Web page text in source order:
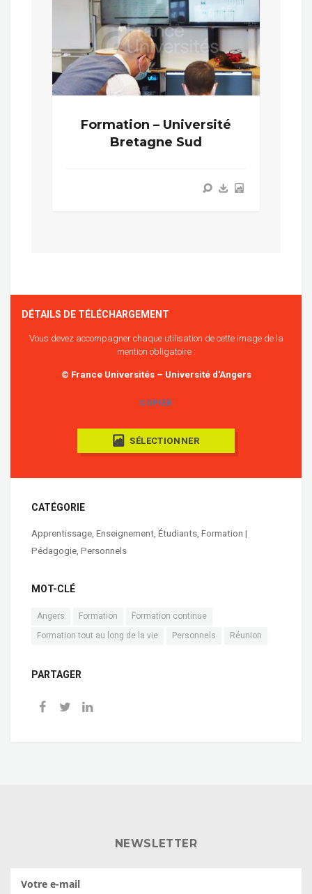
Formation – Université
Bretagne Sud
DÉTAILS DE TÉLÉCHARGEMENT
Vous devez accompagner chaque utilisation de cette image de la
mention obligatoire :
© France Universités – Université d'Angers
COPIER
SÉLECTIONNER
CATÉGORIE
Apprentissage, Enseignement, Étudiants, Formation |
Pédagogie, Personnels
MOT-CLÉ
Angers Formation
Formation continue
Formation tout au long de la vie
Personnels Réunion
PARTAGER
NEWSLETTER